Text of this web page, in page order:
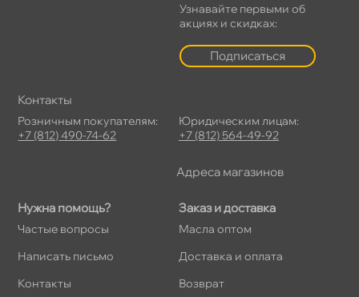
Нужна помощь?
Частые вопросы
Написать письмо
Контакты
Заказ и доставка
Масла оптом
Доставка и оплата
озврат
Узнавайте первыми о
акциях и скидках:
Подписаться
Контакты
Розничным покупателям:
+7 (812) 490-74-62
Юридическим лицам:
+7 (812) 564-49-92
Адреса магазино